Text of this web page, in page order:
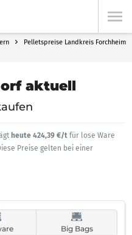
Pelletspreise Landkreis Forchheim
aktuell
heute 424,39 €/t für lose Ware
Preise gelten bei einer
Big Bags